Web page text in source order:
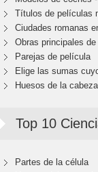
Títulos de películas
Ciudades romanas
Obras principales de
Parejas de película
Elige las sumas
Huesos de la
Top 10
Partes de la célula